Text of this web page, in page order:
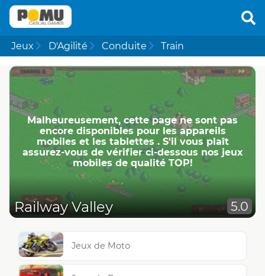
Jeux D'Agilité Conduite Train
Malheureusement, cette page ne ​​sont pas
encore disponibles pour les appareils
mobiles et les tablettes . S'il vous plaît
assurez-vous de vérifier ci-dessous nos jeux
mobiles de qualité TOP!
Railway Valley 5.0
Jeux de Moto